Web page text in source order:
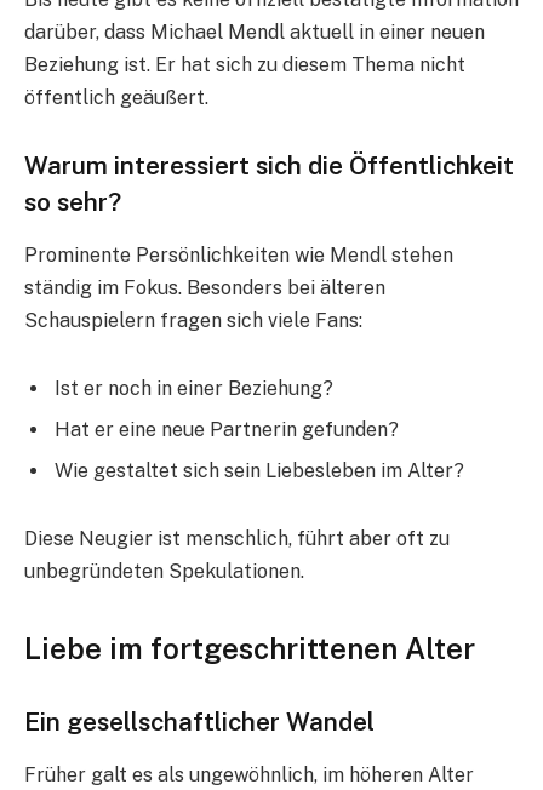
darüber, dass Michael Mendl aktuell in einer neuen
Beziehung ist. Er hat sich zu diesem Thema nicht
öffentlich geäußert.
Warum interessiert sich die Öffentlichkeit
so sehr?
Prominente Persönlichkeiten wie Mendl stehen
ständig im Fokus. Besonders bei älteren
Schauspielern fragen sich viele Fans:
Ist er noch in einer Beziehung?
Hat er eine neue Partnerin gefunden?
Wie gestaltet sich sein Liebesleben im Alter?
Diese Neugier ist menschlich, führt aber oft zu
unbegründeten Spekulationen.
Liebe im fortgeschrittenen Alter
Ein gesellschaftlicher Wandel
Früher galt es als ungewöhnlich, im höheren Alter